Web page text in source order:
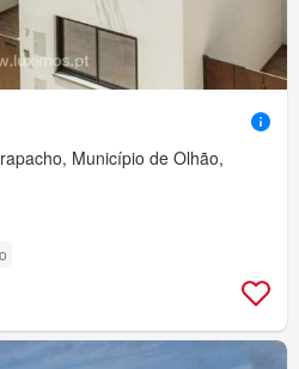
Município de Olhão,